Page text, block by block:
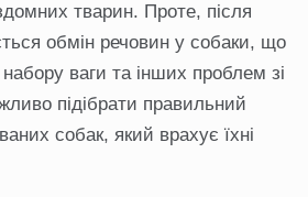
тварин. Проте, після
обмін речовин у собаки, що
ваги та інших проблем зі
підібрати правильний
собак, який врахує їхні